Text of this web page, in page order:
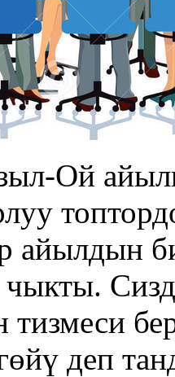
Ой
айылдын
тизмеси
деп